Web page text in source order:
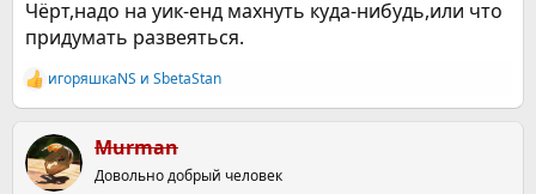
Чёрт,надо на уик-енд махнуть куда-нибудь,или что
придумать развеяться.
Р
е
к
ц
и
игоряшкаNS и SbetaStan
Murman
Довольно добрый человек